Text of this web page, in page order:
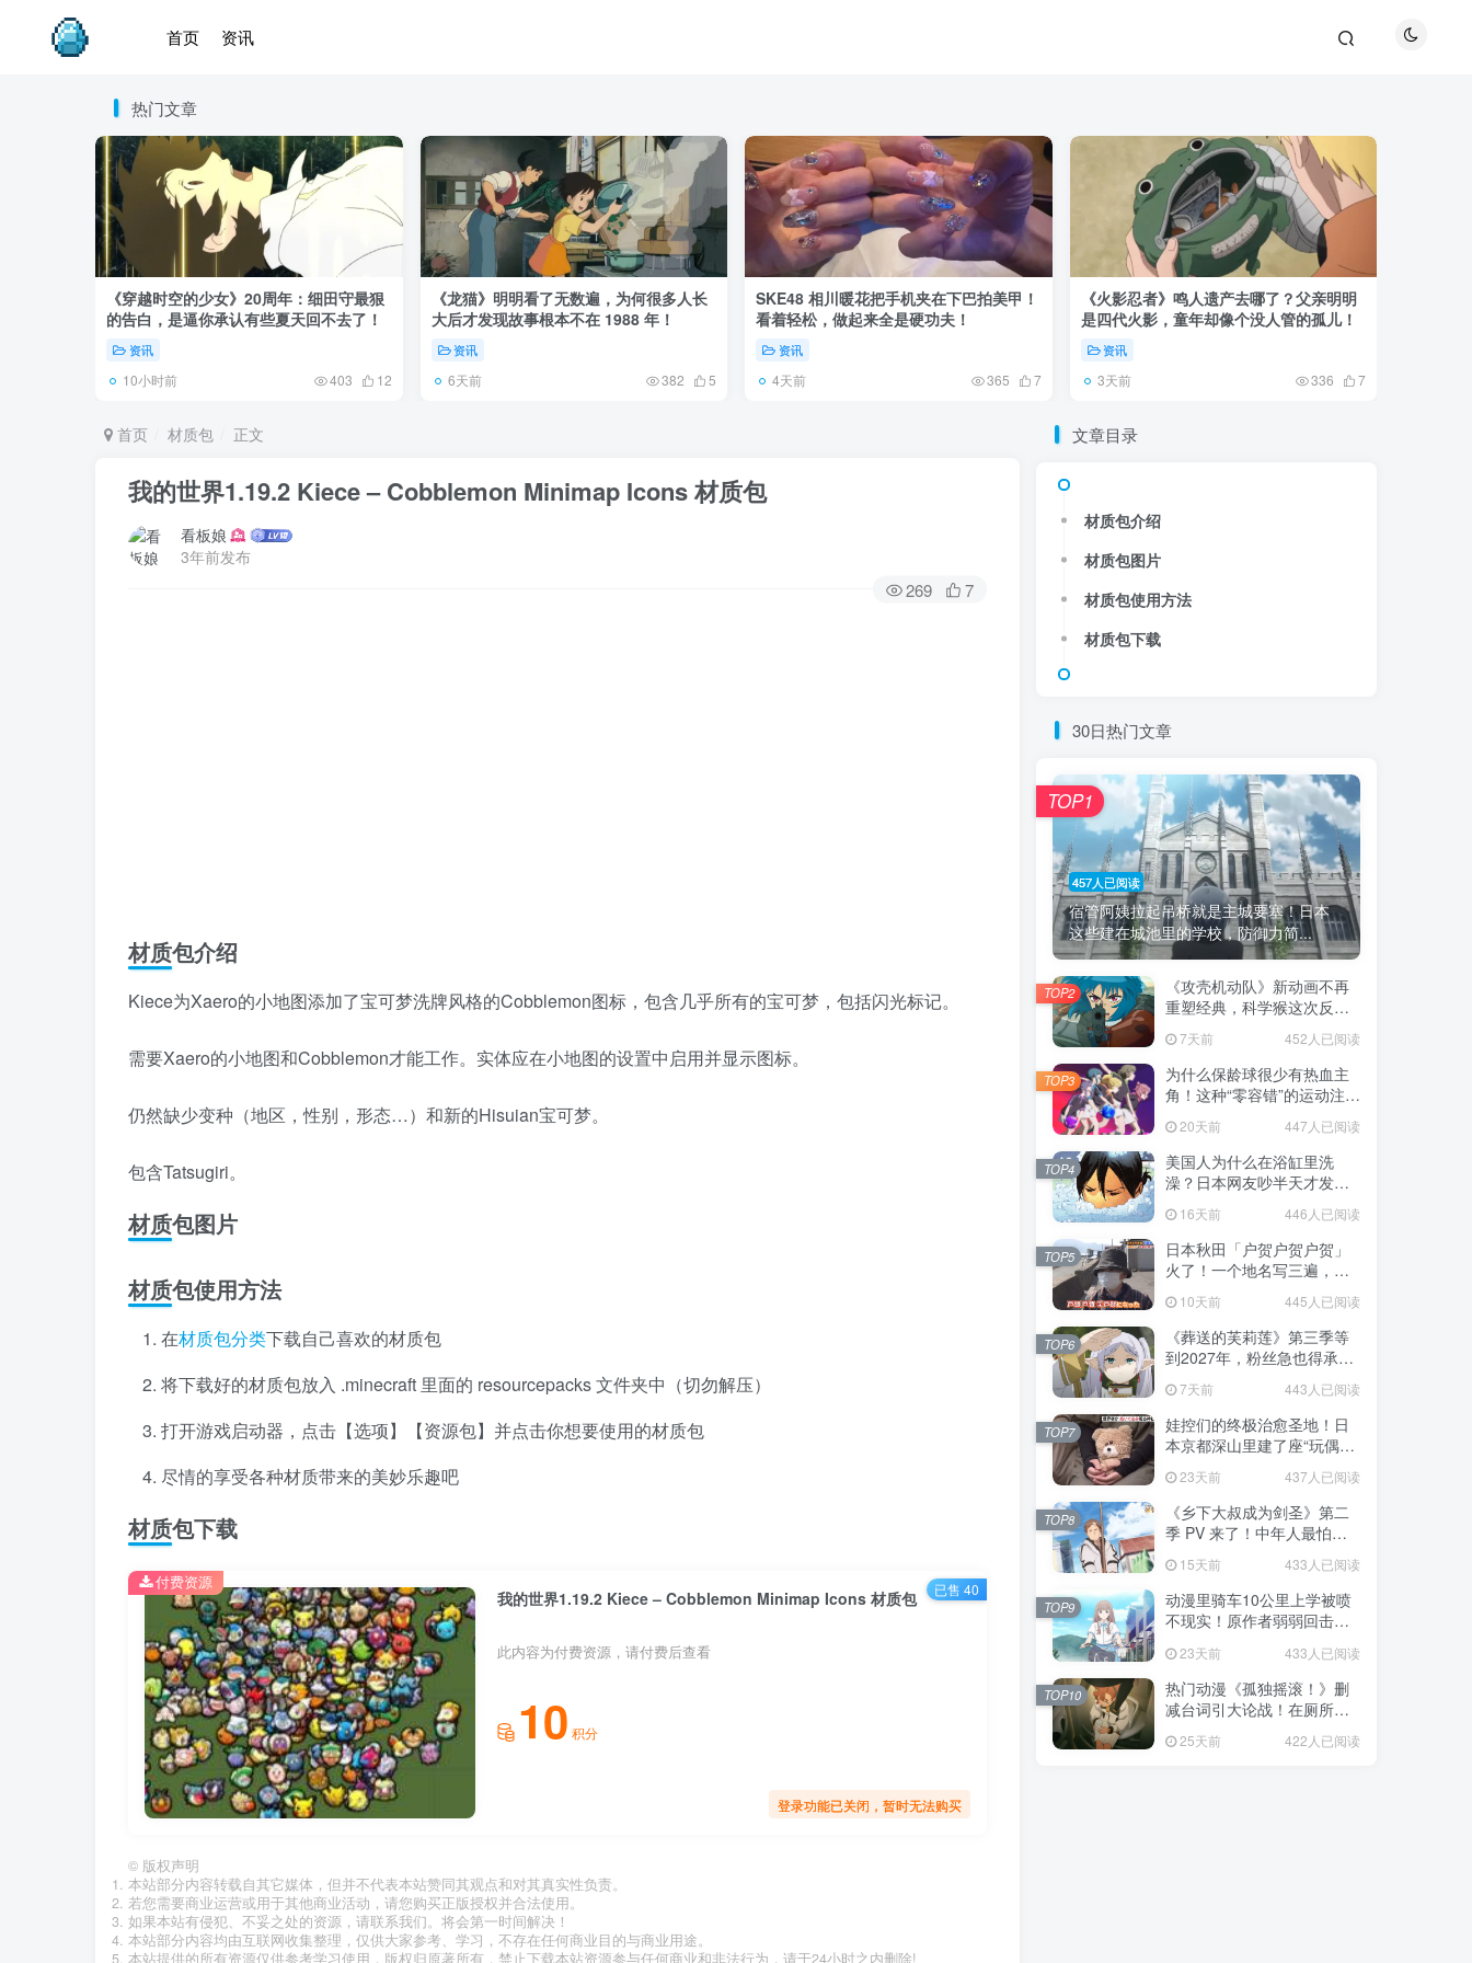
首页 资讯
热门文章
《穿越时空的少女》20周年：细田守最狠
的告白，是逼你承认有些夏天回不去了！
资讯
10小时前 403 12
《龙猫》明明看了无数遍，为何很多人长
大后才发现故事根本不在 1988 年！
资讯
6天前 382 5
SKE48 相川暖花把手机夹在下巴拍美甲！
看着轻松，做起来全是硬功夫！
资讯
4天前 365 7
《火影忍者》鸣人遗产去哪了？父亲明明
是四代火影，童年却像个没人管的孤儿！
资讯
3天前 336 7
首页 材质包 正文
我的世界1.19.2 Kiece – Cobblemon Minimap Icons 材质包
看板娘
3年前发布
269 7
材质包介绍
Kiece为Xaero的小地图添加了宝可梦洗牌风格的Cobblemon图标，包含几乎所有的宝可梦，包括闪光标记。
需要Xaero的小地图和Cobblemon才能工作。实体应在小地图的设置中启用并显示图标。
仍然缺少变种（地区，性别，形态…）和新的Hisuian宝可梦。
包含Tatsugiri。
材质包图片
材质包使用方法
在材质包分类下载自己喜欢的材质包
将下载好的材质包放入 .minecraft 里面的 resourcepacks 文件夹中（切勿解压）
打开游戏启动器，点击【选项】【资源包】并点击你想要使用的材质包
尽情的享受各种材质带来的美妙乐趣吧
材质包下载
我的世界1.19.2 Kiece – Cobblemon Minimap Icons 材质包
此内容为付费资源，请付费后查看
10 积分
登录功能已关闭，暂时无法购买
付费资源 已售 40
© 版权声明
本站部分内容转载自其它媒体，但并不代表本站赞同其观点和对其真实性负责。
若您需要商业运营或用于其他商业活动，请您购买正版授权并合法使用。
如果本站有侵犯、不妥之处的资源，请联系我们。将会第一时间解决！
本站部分内容均由互联网收集整理，仅供大家参考、学习，不存在任何商业目的与商业用途。
本站提供的所有资源仅供参考学习使用，版权归原著所有，禁止下载本站资源参与任何商业和非法行为，请于24小时之内删除!
文章目录
材质包介绍
材质包图片
材质包使用方法
材质包下载
30日热门文章
457人已阅读
宿管阿姨拉起吊桥就是主城要塞！日本
这些建在城池里的学校，防御力简...
TOP1
《攻壳机动队》新动画不再
重塑经典，科学猴这次反而
7天前 452人已阅读
TOP2
为什么保龄球很少有热血主
角！这种“零容错”的运动注定
们的生活！
20天前 447人已阅读
TOP3
美国人为什么在浴缸里洗
澡？日本网友吵半天才发
藏在浴室地板里！
16天前 446人已阅读
TOP4
日本秋田「户贺户贺户贺」
火了！一个地名写三遍，竟
不是玩梗而是150年旧账！
10天前 445人已阅读
TOP5
《葬送的芙莉莲》第三季等
到2027年，粉丝急也得承认
这次慢得有道理！
7天前 443人已阅读
TOP6
娃控们的终极治愈圣地！日
本京都深山里建了座“玩偶神
社”，不仅能拍照还能给娃祈
福！23天前 437人已阅读
TOP7
《乡下大叔成为剑圣》第二
季 PV 来了！中年人最怕的
不是变老，而是没人愿意再
相信你！
15天前 433人已阅读
TOP8
动漫里骑车10公里上学被喷
不现实！原作者弱弱回击：
常通勤！
23天前 433人已阅读
TOP9
热门动漫《孤独摇滚！》删
减台词引大论战！在厕所吃
现充！
25天前 422人已阅读
TOP10